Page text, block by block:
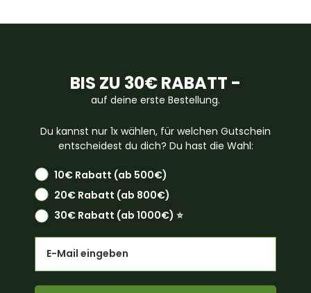
BIS ZU 30€ RABATT -
auf deine erste Bestellung.
Du kannst nur 1x wählen, für welchen Gutschein
entscheidest du dich? Du hast die Wahl:
10€ Rabatt (ab 500€)
20€ Rabatt (ab 800€)
30€ Rabatt (ab 1000€) ⭐️